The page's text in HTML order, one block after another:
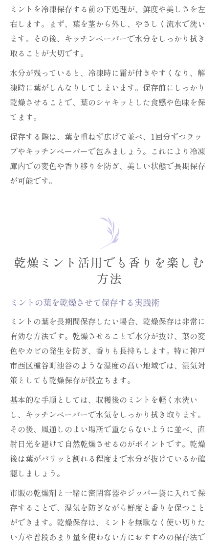
ミントを冷凍保存する前の下処理が、鮮度や美しさを左
右します。まず、葉を茎から外し、やさしく流水で洗い
ます。その後、キッチンペーパーで水分をしっかり拭き
取ることが大切です。
水分が残っていると、冷凍時に霜が付きやすくなり、解
凍時に葉がしんなりしてしまいます。保存前にしっかり
乾燥させることで、葉のシャキッとした食感や色味を保
てます。
保存する際は、葉を重ねず広げて並べ、1回分ずつラッ
プやキッチンペーパーで包みましょう。これにより冷凍
庫内での変色や香り移りを防ぎ、美しい状態で長期保存
が可能です。
乾燥ミント活用でも香りを楽しむ
方法
ミントの葉を乾燥させて保存する実践術
ミントの葉を長期間保存したい場合、乾燥保存は非常に
有効な方法です。乾燥させることで水分が抜け、葉の変
色やカビの発生を防ぎ、香りも長持ちします。特に神戸
市西区櫨谷町池谷のような湿度の高い地域では、湿気対
策としても乾燥保存が役立ちます。
基本的な手順としては、収穫後のミントを軽く水洗い
し、キッチンペーパーで水気をしっかり拭き取ります。
その後、風通しのよい場所で重ならないように並べ、直
射日光を避けて自然乾燥させるのがポイントです。乾燥
後は葉がパリッと割れる程度まで水分が抜けているか確
認しましょう。
市販の乾燥剤と一緒に密閉容器やジッパー袋に入れて保
存することで、湿気を防ぎながら鮮度と香りを保つこと
ができます。乾燥保存は、ミントを無駄なく使い切りた
い方や普段あまり量を使わない方におすすめの保存法で